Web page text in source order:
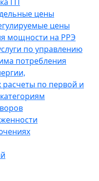
цены
цены
мощности на РРЭ
по управлению
потребления
по первой и